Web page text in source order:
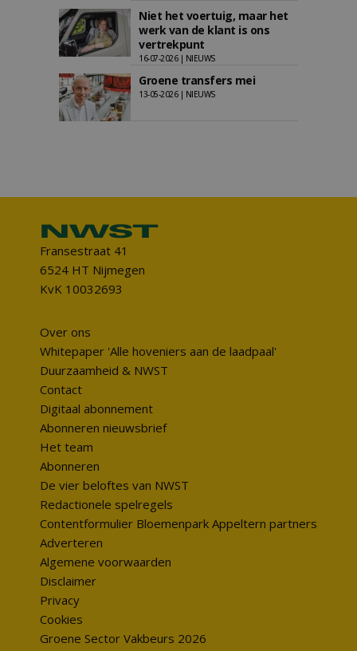
Niet het voertuig, maar het
werk van de klant is ons
vertrekpunt
16-07-2026 | NIEUWS
Groene transfers mei
13-05-2026 | NIEUWS
Fransestraat 41
6524 HT Nijmegen
KvK 10032693
Over ons
Whitepaper 'Alle hoveniers aan de laadpaal'
Duurzaamheid & NWST
Contact
Digitaal abonnement
Abonneren nieuwsbrief
Het team
Abonneren
De vier beloftes van NWST
Redactionele spelregels
Contentformulier Bloemenpark Appeltern partners
Adverteren
Algemene voorwaarden
Disclaimer
Privacy
Cookies
Groene Sector Vakbeurs 2026